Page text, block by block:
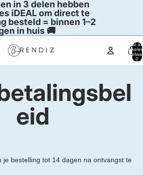
in 3 delen hebben
iDEAL om direct te
besteld = binnen 1–2
in huis 🚚
Totaal
0
eid
je bestelling tot 14 dagen na ontvangst te